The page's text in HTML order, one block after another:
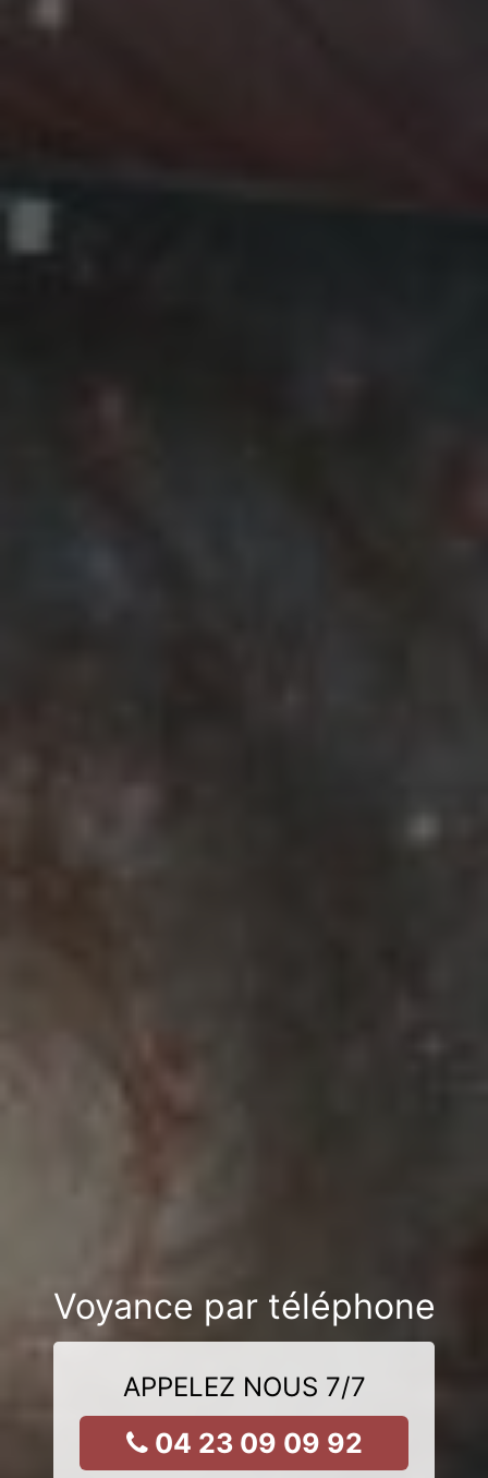
Voyance par téléphone
APPELEZ NOUS 7/7
04 23 09 09 92